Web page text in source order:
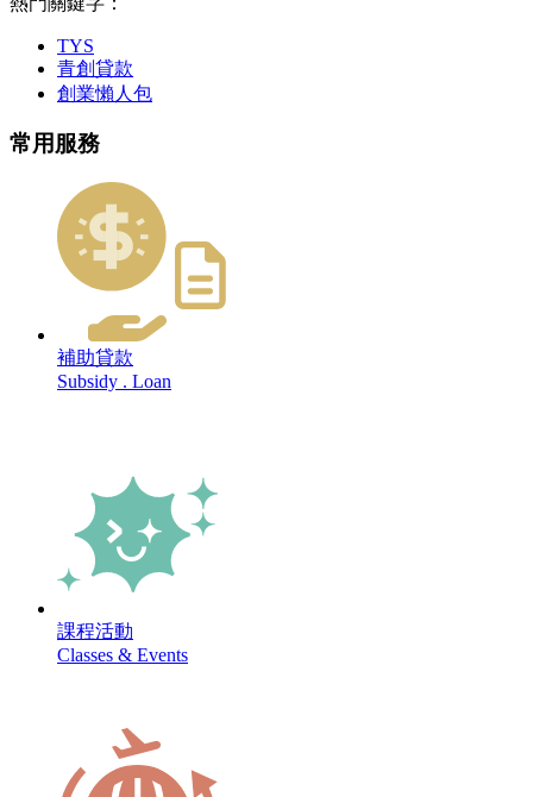
TYS
青創貸款
創業懶人包
常用服務
補助貸款
Subsidy . Loan
課程活動
Classes & Events